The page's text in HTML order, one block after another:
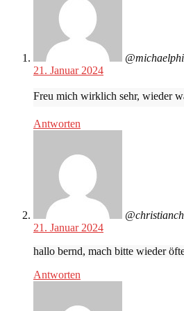
21. Januar 2024
Freu mich wirklich sehr, wieder
Antworten
21. Januar 2024
hallo bernd, mach bitte wieder
Antworten